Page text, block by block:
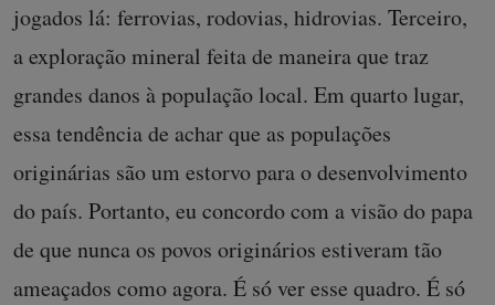
jogados lá: ferrovias, rodovias, hidrovias. Terceiro,
a exploração mineral feita de maneira que traz
grandes danos à população local. Em quarto lugar,
essa tendência de achar que as populações
originárias são um estorvo para o desenvolvimento
do país. Portanto, eu concordo com a visão do papa
de que nunca os povos originários estiveram tão
ameaçados como agora. É só ver esse quadro. É só